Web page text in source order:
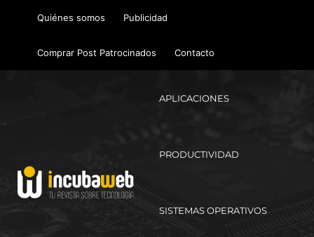
Quiénes somos Publicidad
Comprar Post Patrocinados Contacto
APLICACIONES
PRODUCTIVIDAD
SISTEMAS OPERATIVOS